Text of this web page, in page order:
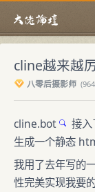
cline越来越
八零后摄影师 (
cline.bot
接
生成一个静态
我用了去年写的
性完美实现我要